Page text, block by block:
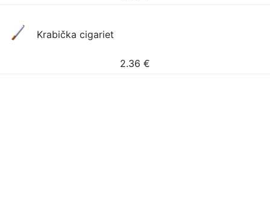
Krabička cigariet
2.36 €